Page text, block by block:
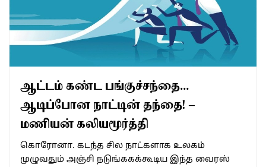
ஆட்டம் கண்ட பங்குச்சந்தை…
ஆடிப்போன நாட்டின் தந்தை! –
மணியன் கலியமூர்த்தி
கொரோனா. கடந்த சில நாட்களாக உலகம்
முழுவதும் அஞ்சி நடுங்ககக்கூடிய இந்த வைரஸ்